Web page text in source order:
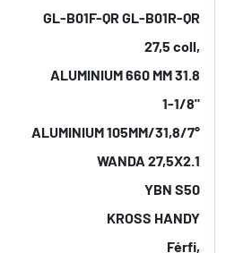
GL-B01F-QR GL-B01R-QR
27,5 coll,
ALUMINIUM 660 MM 31.8
1-1/8"
ALUMINIUM 105MM/31,8/7°
WANDA 27,5X2.1
YBN S50
KROSS HANDY
Férfi,